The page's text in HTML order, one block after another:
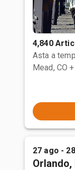
4,840
Asta a
Mead, CO
27 ago -
Orlando,